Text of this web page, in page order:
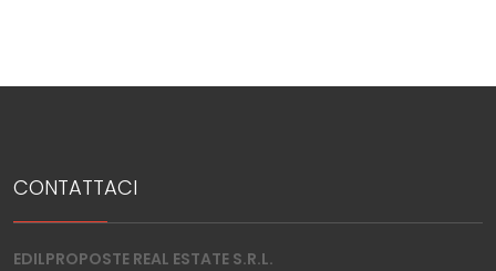
CONTATTACI
EDILPROPOSTE REAL ESTATE S.R.L.